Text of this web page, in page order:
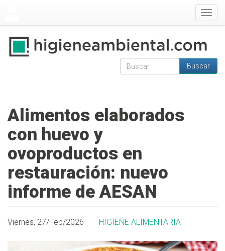
Formulario de
Buscar
Alimentos elaborados
con huevo y
ovoproductos en
restauración: nuevo
informe de AESAN
Viernes, 27/Feb/2026 HIGIENE ALIMENTARIA